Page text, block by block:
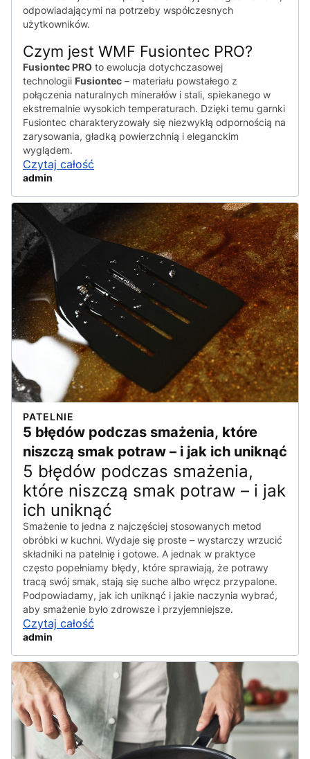
odpowiadającymi na potrzeby współczesnych
użytkowników.
Czym jest WMF Fusiontec PRO?
Fusiontec PRO to ewolucja dotychczasowej
technologii Fusiontec – materiału powstałego z
połączenia naturalnych minerałów i stali, spiekanego w
ekstremalnie wysokich temperaturach. Dzięki temu garnki
Fusiontec charakteryzowały się niezwykłą odpornością na
zarysowania, gładką powierzchnią i eleganckim
wyglądem.
Czytaj całość
admin
PATELNIE
5 błędów podczas smażenia, które
niszczą smak potraw – i jak ich uniknąć
5 błędów podczas smażenia,
które niszczą smak potraw – i jak
ich uniknąć
Smażenie to jedna z najczęściej stosowanych metod
obróbki w kuchni. Wydaje się proste – wystarczy wrzucić
składniki na patelnię i gotowe. A jednak w praktyce
często popełniamy błędy, które sprawiają, że potrawy
tracą swój smak, stają się suche albo wręcz przypalone.
Podpowiadamy, jak ich uniknąć i jakie naczynia wybrać,
aby smażenie było zdrowsze i przyjemniejsze.
Czytaj całość
admin